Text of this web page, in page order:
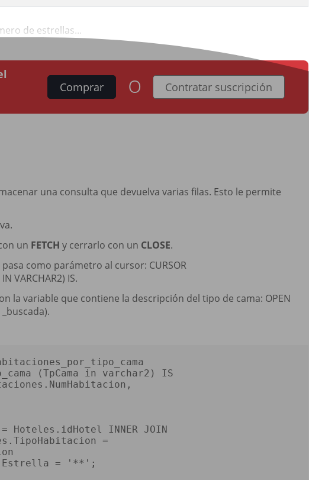
de estrellas...
Comprar o Contratar suscripción
una consulta que devuelva varias filas. Esto le permite
un FETCH y cerrarlo con un CLOSE.
como parámetro al cursor: CURSOR
VARCHAR2) IS.
la variable que contiene la descripción del tipo de cama: OPEN
(TpCama in varchar2) IS
= Hoteles.idHotel INNER JOIN
=
Estrella = '**' ;